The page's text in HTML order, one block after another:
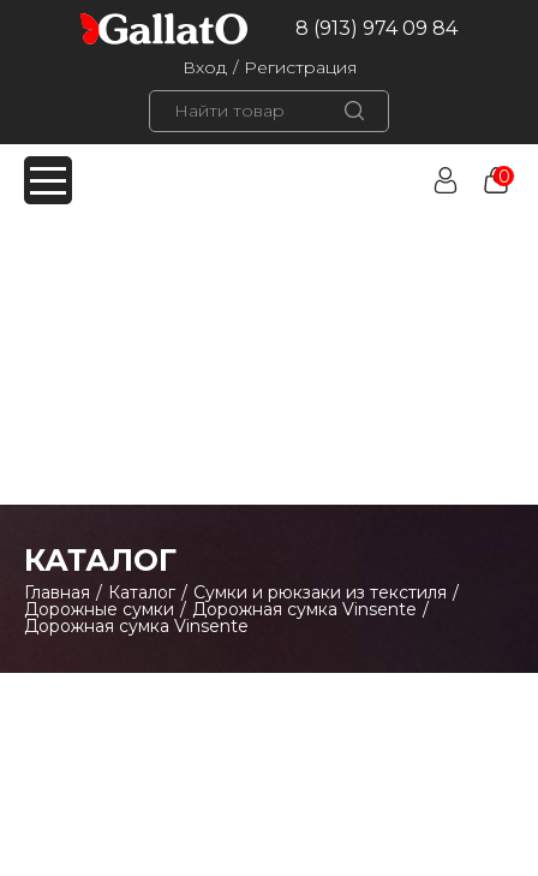
8 (913) 974 09 84
Вход / Регистрация
0
КАТАЛОГ
Главная / Каталог / Сумки и рюкзаки из текстиля /
Дорожные сумки / Дорожная сумка Vinsente /
Дорожная сумка Vinsente